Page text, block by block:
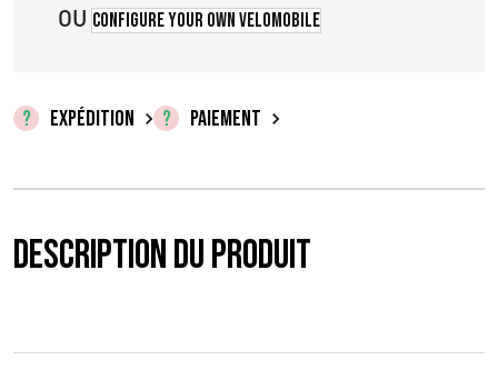
:
0
,
0
€
OU Configure your own velomobile
EXPÉDITION PAIEMENT
Description du produit